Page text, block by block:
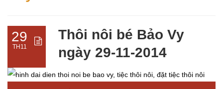
29
TH11
Thôi nôi bé Bảo Vy
ngày 29-11-2014